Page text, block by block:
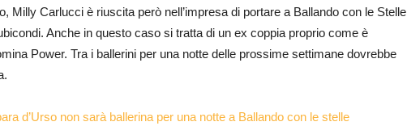
Milly Carlucci è riuscita però nell’impresa di portare a Ballando con le Stelle
Anche in questo caso si tratta di un ex coppia proprio come è
Power. Tra i ballerini per una notte delle prossime settimane dovrebbe
d’Urso non sarà ballerina per una notte a Ballando con le stelle